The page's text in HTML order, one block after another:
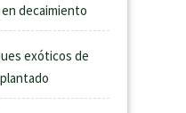
decaimiento
exóticos de